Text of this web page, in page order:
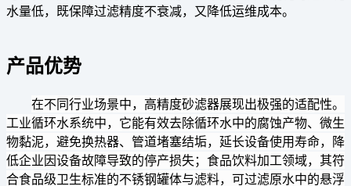
水量低，既保障过滤精度不衰减，又降低运维成本。
产品优势
在不同行业场景中，高精度砂滤器展现出极强的适配性。
工业循环水系统中，它能有效去除循环水中的腐蚀产物、微生
物黏泥，避免换热器、管道堵塞结垢，延长设备使用寿命，降
低企业因设备故障导致的停产损失；食品饮料加工领域，其符
合食品级卫生标准的不锈钢罐体与滤料，可过滤原水中的悬浮